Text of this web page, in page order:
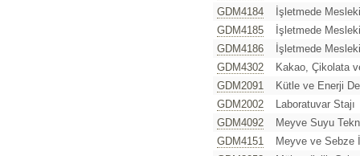
GDM4184
İşletmede
GDM4185
İşletmede
GDM4186
İşletmede
GDM4302
Kakao, Çikolata
GDM2091
Kütle ve Enerji
GDM2002
Laboratuvar Stajı
GDM4092
Meyve Suyu
GDM4151
Meyve ve Sebze